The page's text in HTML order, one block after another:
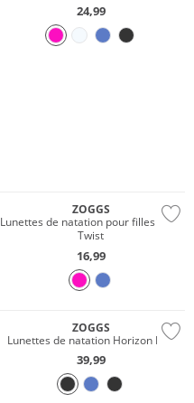
24,99
ZOGGS
Lunettes de natation pour filles Little
Twist
16,99
ZOGGS
Lunettes de natation Horizon Flex
39,99